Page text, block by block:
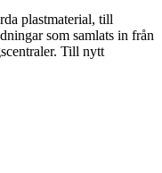
plastmaterial, till
som samlats in från
Till nytt